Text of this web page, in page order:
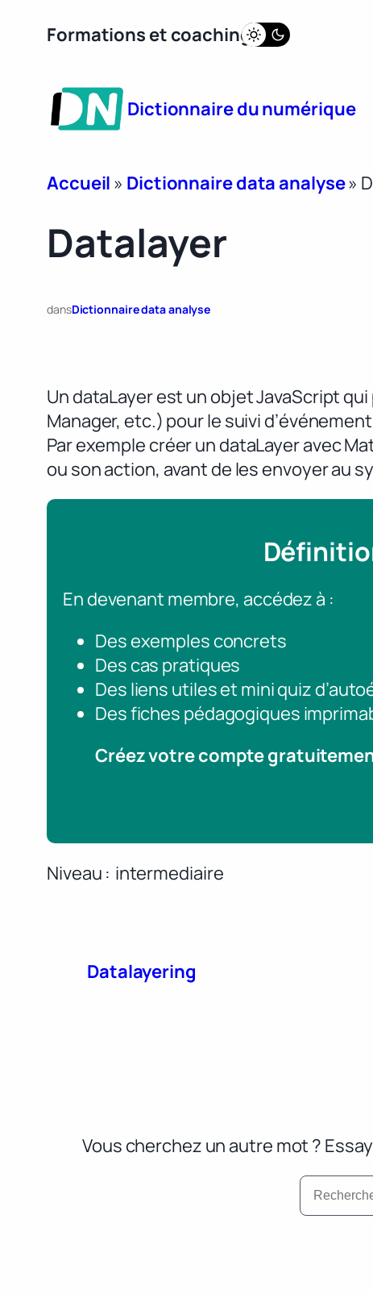
Formations et coaching
Dictionnaire du numérique
Accueil » Dictionnaire data analyse»
Datalayer
dansDictionnaire data analyse
Un dataLayer est un objet JavaScript
Manager, etc.) pour le suivi
Par exemple créer un dataLayer avec
ou son action, avant de les envoyer au
En devenant membre, accédez à :
Des exemples concrets
Des cas pratiques
Des liens utiles et mini quiz
Des fiches pédagogiques
Créez votre compte
Niveau intermediaire
Datalayering
Vous cherchez un autre mot ?